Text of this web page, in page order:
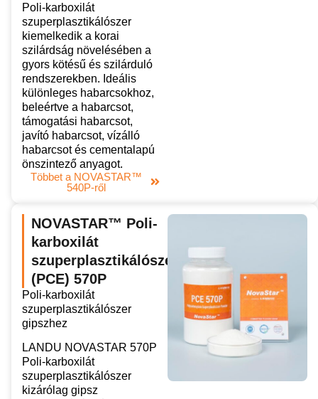
Poli-karboxilát
szuperplasztikálószer
kiemelkedik a korai
szilárdság növelésében a
gyors kötésű és szilárduló
rendszerekben. Ideális
különleges habarcsokhoz,
beleértve a habarcsot,
támogatási habarcsot,
javító habarcsot, vízálló
habarcsot és cementalapú
önszintező anyagot.
Többet a NOVASTAR™
540P-ről
NOVASTAR™ Poli-
karboxilát
szuperplasztikálószer
(PCE) 570P
Poli-karboxilát
szuperplasztikálószer
gipszhez
LANDU NOVASTAR 570P
Poli-karboxilát
szuperplasztikálószer
kizárólag gipsz